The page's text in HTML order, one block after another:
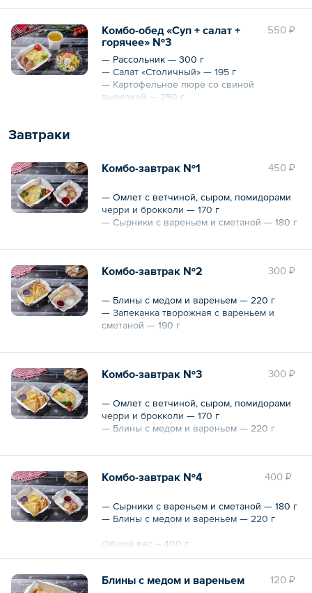
Общий вес – 730 г 550 ₽
Комбо-обед «Суп + салат +
горячее» №3
— Рассольник — 300 г
— Салат «Столичный» — 195 г
— Картофельное пюре со свиной
вырезкой — 250 г
Завтраки
450 ₽
Комбо-завтрак №1
— Омлет с ветчиной, сыром, помидорами
черри и брокколи — 170 г
— Сырники с вареньем и сметаной — 180 г
300 ₽
Комбо-завтрак №2
— Блины с медом и вареньем — 220 г
— Запеканка творожная с вареньем и
сметаной — 190 г
300 ₽
Комбо-завтрак №3
— Омлет с ветчиной, сыром, помидорами
черри и брокколи — 170 г
— Блины с медом и вареньем — 220 г
400 ₽
Комбо-завтрак №4
— Сырники с вареньем и сметаной — 180 г
— Блины с медом и вареньем — 220 г
Общий вес – 400 г
120 ₽
Блины с медом и вареньем